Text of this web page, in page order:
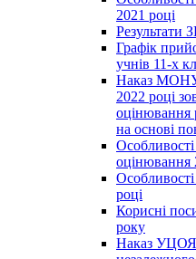
2021 році
Результати
Графік
учнів 11-х
Наказ МОНУ
2022 році
оцінювання
на основі
оцінювання
році
Корисні
року
Наказ